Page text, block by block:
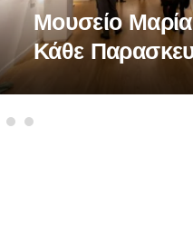
Μουσείο
Κάθε
προσφορά -Πασχαλινές